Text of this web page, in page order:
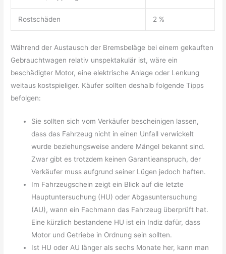
Rostschäden 2 %
Während der Austausch der Bremsbeläge bei einem gekauften
Gebrauchtwagen relativ unspektakulär ist, wäre ein
beschädigter Motor, eine elektrische Anlage oder Lenkung
weitaus kostspieliger. Käufer sollten deshalb folgende Tipps
befolgen:
Sie sollten sich vom Verkäufer bescheinigen lassen,
dass das Fahrzeug nicht in einen Unfall verwickelt
wurde beziehungsweise andere Mängel bekannt sind.
Zwar gibt es trotzdem keinen Garantieanspruch, der
Verkäufer muss aufgrund seiner Lügen jedoch haften.
Im Fahrzeugschein zeigt ein Blick auf die letzte
Hauptuntersuchung (HU) oder Abgasuntersuchung
(AU), wann ein Fachmann das Fahrzeug überprüft hat.
Eine kürzlich bestandene HU ist ein Indiz dafür, dass
Motor und Getriebe in Ordnung sein sollten.
Ist HU oder AU länger als sechs Monate her, kann man